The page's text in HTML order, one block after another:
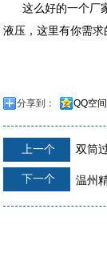
这么好的一个厂家
液压，这里有你需求
分享到： QQ空间
上一个 双筒
下一个 温州